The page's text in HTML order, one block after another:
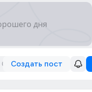
Создать пост